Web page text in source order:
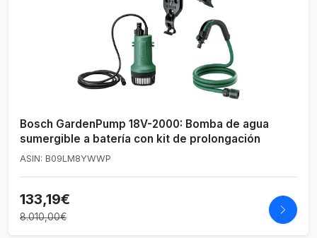
Bosch GardenPump 18V-2000: Bomba de agua
sumergible a batería con kit de prolongación
ASIN: B09LM8YWWP
133,19€
8.010,00€